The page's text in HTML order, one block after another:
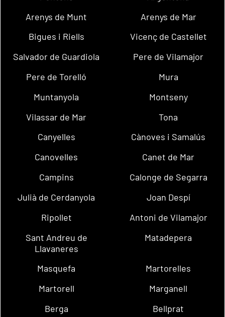
Arenys de Munt
Arenys de Mar
Bigues i Riells
Vicenç de Castellet
Salvador de Guardiola
Pere de Vilamajor
Pere de Torelló
Mura
Muntanyola
Montseny
Vilassar de Mar
Tona
Canyelles
Cànoves i Samalús
Canovelles
Canet de Mar
Campins
Calonge de Segarra
Julià de Cerdanyola
Joan Despí
Ripollet
Antoni de Vilamajor
Sant Andreu de
Llavaneres
Matadepera
Masquefa
Martorelles
Martorell
Marganell
Berga
Bellprat